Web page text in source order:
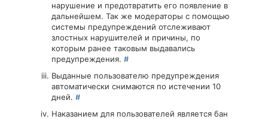
нарушение и предотвратить его появление в
дальнейшем. Так же модераторы с помощью
системы предупреждений отслеживают
злостных нарушителей и причины, по
которым ранее таковым выдавались
предупреждения. #
Выданные пользователю предупреждения
автоматически снимаются по истечении 10
дней. #
Наказанием для пользователей является бан